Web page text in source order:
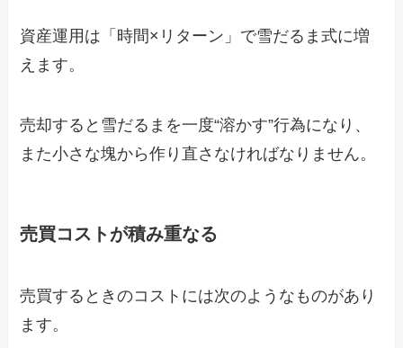
資産運用は「時間×リターン」で雪だるま式に増
えます。
売却すると雪だるまを一度“溶かす”行為になり、
また小さな塊から作り直さなければなりません。
売買コストが積み重なる
売買するときのコストには次のようなものがあり
ます。